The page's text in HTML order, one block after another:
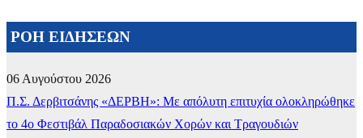
ΡΟΗ ΕΙΔΗΣΕΩΝ
06 Αυγούστου 2026
Π.Σ. Δερβιτσάνης «ΔΕΡΒΗ»: Με απόλυτη επιτυχία ολοκληρώθηκε
το 4ο Φεστιβάλ Παραδοσιακών Χορών και Τραγουδιών